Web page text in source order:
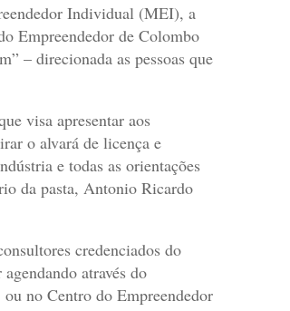
Individual (MEI), a
Empreendedor de Colombo
– direcionada as pessoas que
visa apresentar aos
o alvará de licença e
e todas as orientações
da pasta, Antonio Ricardo
credenciados do
através do
ou no Centro do Empreendedor